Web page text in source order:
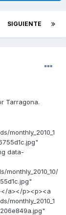
SIGUIENTE
Tarragona.
monthly_2010_1
data-
a></p><p><a
monthly_2010_1